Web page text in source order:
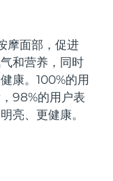
摩面部，促进
和营养，同时
康。100%的用
98%的用户表
亮、更健康。
预计送达日期8/9/26
预计送达日期8/9/26
预计送达日期8/8/26